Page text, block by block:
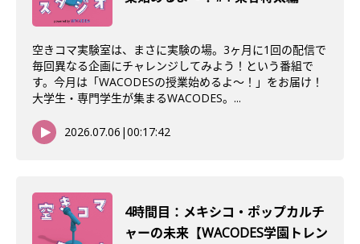
空きコマ実験室は、まさに実験の場。3ヶ月に1回の配信で
毎回異なる企画にチャレンジしてみよう！という番組で
す。今月は「WACODESの授業始めるよ～！」をお届け！
大学生・専門学生が集まるWACODES。...
2026.07.06 |00:17:42
4時間目：メキシコ・ポップカルチ
ャーの未来【WACODES学園トレン